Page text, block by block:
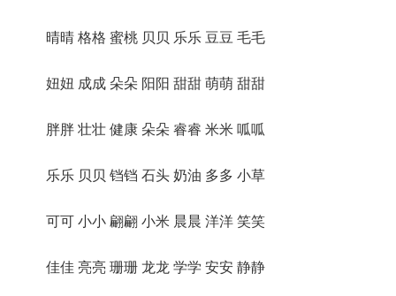
晴晴 格格 蜜桃 贝贝 乐乐 豆豆 毛毛
妞妞 成成 朵朵 阳阳 甜甜 萌萌 甜甜
胖胖 壮壮 健康 朵朵 睿睿 米米 呱呱
乐乐 贝贝 铛铛 石头 奶油 多多 小草
可可 小小 翩翩 小米 晨晨 洋洋 笑笑
佳佳 亮亮 珊珊 龙龙 学学 安安 静静